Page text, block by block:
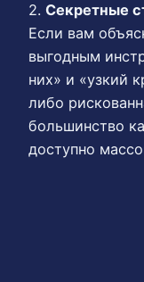
2. Секретные
Если вам
выгодным
них» и «узкий
либо
большинство
доступно